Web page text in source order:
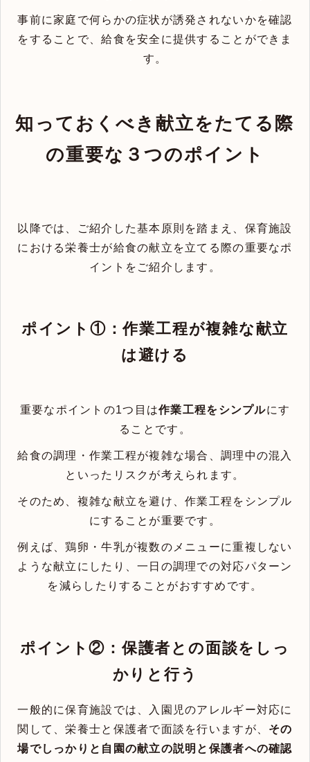
事前に家庭で何らかの症状が誘発されないかを確認
をすることで、給食を安全に提供することができま
す。
知っておくべき献立をたてる際
の重要な３つのポイント
以降では、ご紹介した基本原則を踏まえ、保育施設
における栄養士が給食の献立を立てる際の重要なポ
イントをご紹介します。
ポイント①：作業工程が複雑な献立
は避ける
重要なポイントの1つ目は作業工程をシンプルにす
ることです。
給食の調理・作業工程が複雑な場合、調理中の混入
といったリスクが考えられます。
そのため、複雑な献立を避け、作業工程をシンプル
にすることが重要です。
例えば、鶏卵・牛乳が複数のメニューに重複しない
ような献立にしたり、一日の調理での対応パターン
を減らしたりすることがおすすめです。
ポイント②：保護者との面談をしっ
かりと行う
一般的に保育施設では、入園児のアレルギー対応に
関して、栄養士と保護者で面談を行いますが、 その
場でしっかりと自園の献立の説明と保護者への確認